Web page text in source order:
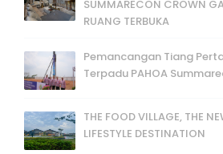
SUMMARECON CROWN
RUANG TERBUKA
Pemancangan Tiang
Terpadu PAHOA
THE FOOD VILLAGE, THE
LIFESTYLE DESTINATION